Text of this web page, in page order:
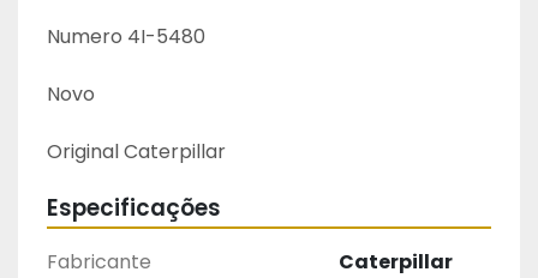
Numero 4I-5480
Novo
Original Caterpillar
Especificações
Fabricante
Caterpillar